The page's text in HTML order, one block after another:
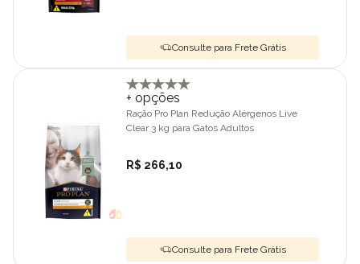
Consulte para Frete Grátis
+ opções
Ração Pro Plan Redução Alérgenos Live
Clear 3 kg para Gatos Adultos
R$ 266,10
Consulte para Frete Grátis